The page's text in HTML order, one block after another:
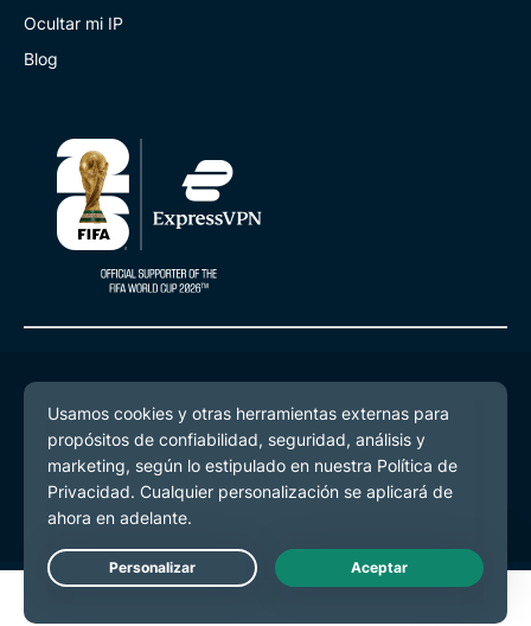
Ocultar mi IP
Blog
© 2026 ExpressVPN. Todos los derechos reservados.
Política de Privacidad
Términos de Servicio
Preferencias de cookies
Live Chat